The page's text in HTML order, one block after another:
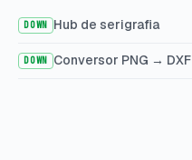
DOWN Hub de serigrafia
DOWN Conversor PNG → DXF